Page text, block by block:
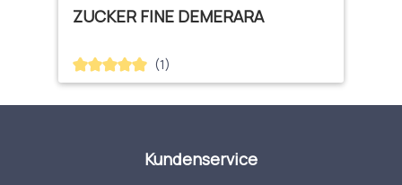
ZUCKER FINE DEMERARA
Durchschnittliche Bewertung von 5 von 5 Sternen
(1)
Kundenservice